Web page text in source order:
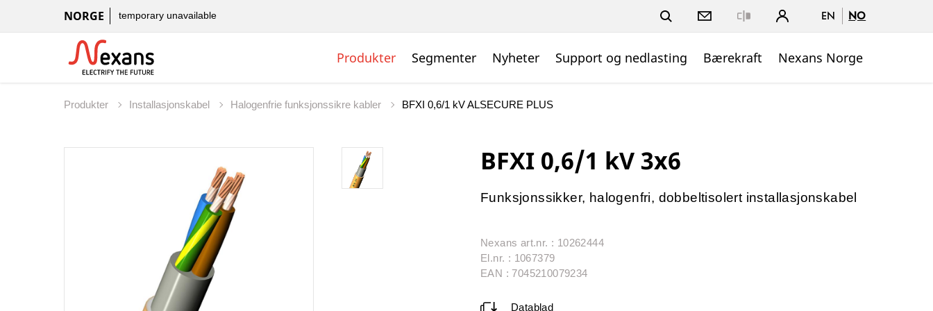
NORGE temporary unavailable EN NO
Produkter Segmenter Nyheter Support og nedlasting Bærekraft Nexans Norge
Produkter Installasjonskabel Halogenfrie funksjonssikre kabler BFXI 0,6/1 kV ALSECURE PLUS
BFXI 0,6/1 kV 3x6
Funksjonssikker, halogenfri, dobbeltisolert installasjonskabel
Nexans art.nr. : 10262444
El.nr. : 1067379
EAN : 7045210079234
Datablad